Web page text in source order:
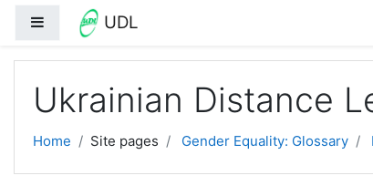
Skip to main content
Side panelUDL
Ukrainian Distance
Home Site pages Gender Equality: Glossary